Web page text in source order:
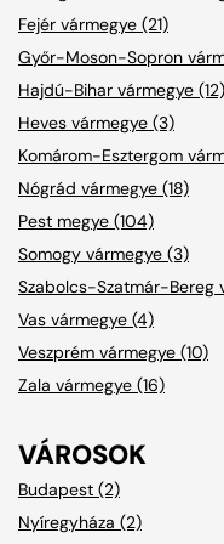
Fejér vármegye (21)
Győr-Moson-Sopron
Hajdú-Bihar vármegye (12)
Heves vármegye (3)
Komárom-Esztergom
Nógrád vármegye (18)
Pest megye (104)
Somogy vármegye (3)
Szabolcs-Szatmár-Bereg
Vas vármegye (4)
Veszprém vármegye (10)
Zala vármegye (16)
VÁROSOK
Budapest (2)
Nyíregyháza (2)